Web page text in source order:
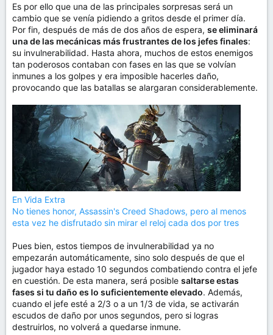
Es por ello que una de las principales sorpresas será un
cambio que se venía pidiendo a gritos desde el primer día.
Por fin, después de más de dos años de espera, se eliminará
una de las mecánicas más frustrantes de los jefes finales:
su invulnerabilidad. Hasta ahora, muchos de estos enemigos
tan poderosos contaban con fases en las que se volvían
inmunes a los golpes y era imposible hacerles daño,
provocando que las batallas se alargaran considerablemente.
En Vida Extra
No tienes honor, Assassin's Creed Shadows, pero al menos
esta vez he disfrutado sin mirar el reloj cada dos por tres
Pues bien, estos tiempos de invulnerabilidad ya no
empezarán automáticamente, sino solo después de que el
jugador haya estado 10 segundos combatiendo contra el jefe
en cuestión. De esta manera, será posible saltarse estas
fases si tu daño es lo suficientemente elevado. Además,
cuando el jefe esté a 2/3 o a un 1/3 de vida, se activarán
escudos de daño por unos segundos, pero si logras
destruirlos, no volverá a quedarse inmune.